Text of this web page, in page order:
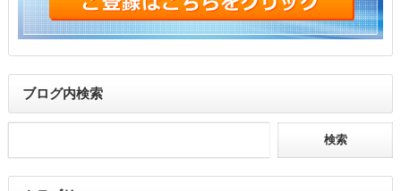
ブログ内検索